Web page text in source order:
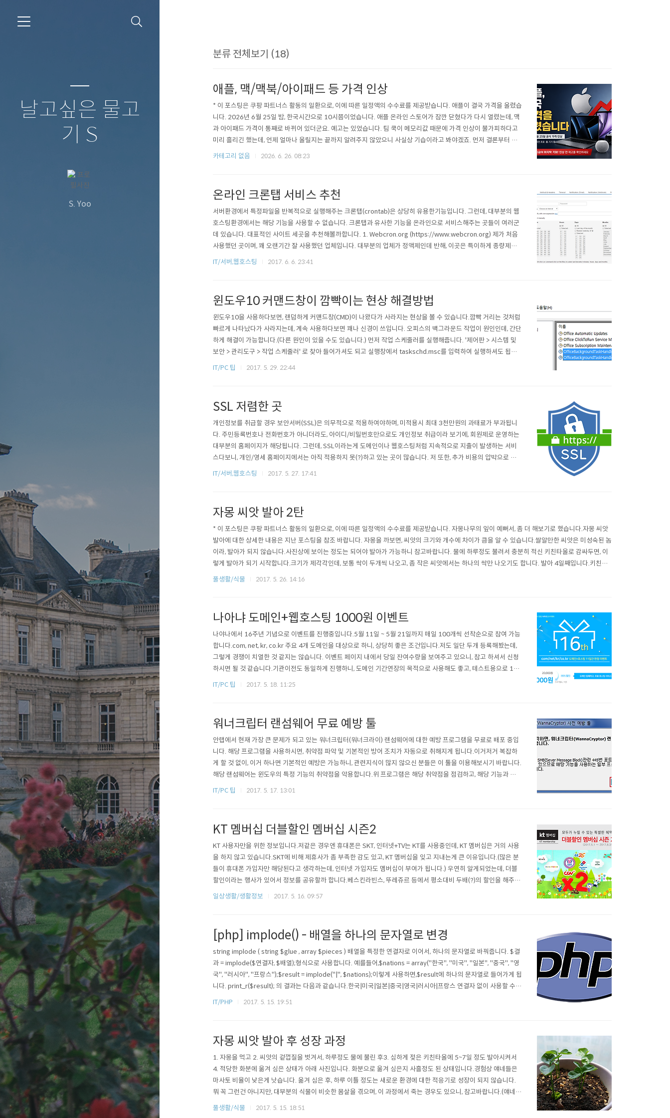
날고싶은 물고
기 S
S. Yoo
분류 전체보기 (18)
애플, 맥/맥북/아이패드 등 가격 인상
* 이 포스팅은 쿠팡 파트너스 활동의 일환으로, 이에 따른 일정액의 수수료를 제공받습니다. 애플이 결국 가격을 올렸습
니다. 2026년 6월 25일 밤, 한국시간으로 10시쯤이었습니다. 애플 온라인 스토어가 잠깐 닫혔다가 다시 열렸는데, 맥
과 아이패드 가격이 통째로 바뀌어 있더군요. 예고는 있었습니다. 팀 쿡이 메모리값 때문에 가격 인상이 불가피하다고
미리 흘리긴 했는데, 언제 얼마나 올릴지는 끝까지 알려주지 않았으니 사실상 기습이라고 봐야겠죠. 먼저 결론부터 말
씀드리면, 살 제품을 이미 정해두신 분이라면 이 글을 끝까지 읽기 전에 쿠팡이나 네이버부터 확인해보시는 게 좋습니
카테고리 없음 2026. 6. 26. 08:23
온라인 크론탭 서비스 추천
서버환경에서 특정파일을 반복적으로 실행해주는 크론탭(crontab)은 상당히 유용한기능입니다. 그런데, 대부분의 웹
호스팅환경에서는 해당 기능을 사용할 수 없습니다. 크론탭과 유사한 기능을 온라인으로 서비스해주는 곳들이 여러군
데 있습니다. 대표적인 사이트 세곳을 추천해볼까합니다. 1. Webcron.org (https://www.webcron.org) 제가 처음
사용했던 곳이며, 꽤 오랜기간 잘 사용했던 업체입니다. 대부분의 업체가 정액제인데 반해, 이곳은 특이하게 종량제로
서비스됩니다. 타임아웃시간에 따라 차등하여 부과되며, 충전해두고 소진해가는 방식입니다. 1분단위로 설정할 수 있
IT/서버,웹호스팅 2017. 6. 6. 23:41
윈도우10 커맨드창이 깜빡이는 현상 해결방법
윈도우10을 사용하다보면, 랜덤하게 커맨드창(CMD)이 나왔다가 사라지는 현상을 볼 수 있습니다.깜빡 거리는 것처럼
빠르게 나타났다가 사라지는데, 계속 사용하다보면 꽤나 신경이 쓰입니다. 오피스의 백그라운드 작업이 원인인데, 간단
하게 해결이 가능합니다.(다른 원인이 있을 수도 있습니다.) 먼저 작업 스케줄러를 실행해줍니다. '제어판 > 시스템 및
보안 > 관리도구 > 작업 스케줄러' 로 찾아 들어가셔도 되고 실행창에서 taskschd.msc를 입력하여 실행하셔도 됩니
다. 좌측 트리메뉴에서 'Microsoft > Office'로 들어가면, 위와 같은 작업예약을 볼 수 있습니다. 이중, OfficeBackgr
IT/PC 팁 2017. 5. 29. 22:44
SSL 저렴한 곳
개인정보를 취급할 경우 보안서버(SSL)은 의무적으로 적용하여야하며, 미적용시 최대 3천만원의 과태료가 부과됩니
다. 주민등록번호나 전화번호가 아니더라도, 아이디/비밀번호만으로도 개인정보 취급이라 보기에, 회원제로 운영하는
대부분의 홈페이지가 해당됩니다. 그런데, SSL이라는게 도메인이나 웹호스팅처럼 지속적으로 지출이 발생하는 서비
스다보니, 개인/영세 홈페이지에서는 아직 적용하지 못(?)하고 있는 곳이 많습니다. 저 또한, 추가 비용의 압박으로 미
뤄왔다가, 이제부터 리뉴얼하는 곳은 적용을 해야겠다 싶어서, 좀 알아보게 되었습니다. 보안서버(SSL)의 종류는 생각
IT/서버,웹호스팅 2017. 5. 27. 17:41
자몽 씨앗 발아 2탄
* 이 포스팅은 쿠팡 파트너스 활동의 일환으로, 이에 따른 일정액의 수수료를 제공받습니다. 자몽나무의 잎이 예뻐서, 좀 더 해보기로 했습니다.자몽 씨앗
발아에 대한 상세한 내용은 지난 포스팅을 참조 바랍니다. 자몽을 까보면, 씨앗의 크기와 개수에 차이가 큼을 알 수 있습니다.쌀알만한 씨앗은 미성숙된 놈
이라, 발아가 되지 않습니다.사진상에 보이는 정도는 되어야 발아가 가능하니 참고바랍니다. 물에 하루정도 불려서 충분히 적신 키친타올로 감싸두면, 이
렇게 발아가 되기 시작합니다.크기가 제각각인데, 보통 싹이 두개씩 나오고, 좀 작은 씨앗에서는 하나의 싹만 나오기도 합니다. 발아 4일째입니다.키친타
올이 마르지 않도록 주의하셔야합니다. (차라리 과하게 물을 머금고 있는 것이 낫습니다.) 발아 5일째 입니다.성..
풀생활/식물 2017. 5. 26. 14:16
나아냐 도메인+웹호스팅 1000원 이벤트
나야나에서 16주년 기념으로 이벤트를 진행중입니다.5월 11일 ~ 5월 21일까지 매일 100개씩 선착순으로 참여 가능
합니다.com, net, kr, co.kr 주요 4개 도메인을 대상으로 하니, 상당히 좋은 조건입니다.저도 일단 두개 등록해봤는데,
그렇게 경쟁이 치열한 것 같지는 않습니다. 이벤트 페이지 내에서 당일 잔여수량을 보여주고 있으니, 참고 하셔서 신청
하시면 될 것 같습니다.기관이전도 동일하게 진행하니, 도메인 기간연장의 목적으로 사용해도 좋고, 테스트용으로 1년
사용해보시는 것도 나쁘지 않습니다.(단돈 천원으로 티스토리에 개인 도메인을 연결해 볼 수 있는 절호의 찬스!)1인당
IT/PC 팁 2017. 5. 18. 11:25
워너크립터 랜섬웨어 무료 예방 툴
안랩에서 현재 가장 큰 문제가 되고 있는 워너크립터(워너크라이) 랜섬웨어에 대한 예방 프로그램을 무료로 배포 중입
니다. 해당 프로그램을 사용하시면, 취약점 파악 및 기본적인 방어 조치가 자동으로 취해지게 됩니다.이거저거 복잡하
게 할 것 없이, 이거 하나면 기본적인 예방은 가능하니, 관련지식이 많지 않으신 분들은 이 툴을 이용해보시기 바랍니다.
해당 랜섬웨어는 윈도우의 특정 기능의 취약점을 악용합니다.위 프로그램은 해당 취약점을 점검하고, 해당 기능과 포트
를 차단해줍니다. 이로인해 일부 프로그램 사용에 문제가 있을 수 있습니다.(저도 내부 네트워크 드라이브 활용에 문제
IT/PC 팁 2017. 5. 17. 13:01
KT 멤버십 더블할인 멤버십 시즌2
KT 사용자만을 위한 정보입니다.저같은 경우엔 휴대폰은 SKT, 인터넷+TV는 KT를 사용중인데, KT 멤버십은 거의 사용
을 하지 않고 있습니다.SKT에 비해 제휴사가 좀 부족한 감도 있고, KT 멤버십을 잊고 지내는게 큰 이유입니다.(많은 분
들이 휴대폰 가입자만 해당된다고 생각하는데, 인터넷 가입자도 멤버십이 부여가 됩니다.) 우연히 알게되었는데, 더블
할인이라는 행사가 있어서 정보를 공유할까 합니다.베스킨라빈스, 뚜레쥬르 등에서 평소대비 두배(?)의 할인을 해주는
것 같습니다.아래 그림을 참고하셔서, 혜택받으시길 바랍니다. GS25는 이달이 아니라, 다음달이니 이용에 유의하세요.
일상생활/생활정보 2017. 5. 16. 09:57
[php] implode() - 배열을 하나의 문자열로 변경
string implode ( string $glue , array $pieces ) 배열을 특정한 연결자로 이어서, 하나의 문자열로 바꿔줍니다. $결
과 = implode($연결자, $배열);형식으로 사용합니다. 예를들어,$nations = array("한국", "미국", "일본", "중국", "영
국", "러시아", "프랑스");$result = implode("|", $nations);이렇게 사용하면,$result에 하나의 문자열로 들어가게 됩
니다. print_r($result); 의 결과는 다음과 같습니다.한국|미국|일본|중국|영국|러시아|프랑스 연결자 없이 사용할 수도
있습니다.$result = implode($nations);이렇게 사용할 경우, 쭉 이어서 하나의 문자열을 구성하게 됩니다. pri..
IT/PHP 2017. 5. 15. 19:51
자몽 씨앗 발아 후 성장 과정
1. 자몽을 먹고 2. 씨앗의 겉껍질을 벗겨서, 하루정도 물에 불린 후3. 심하게 젖은 키친타올에 5~7일 정도 발아시켜서
4. 적당한 화분에 옮겨 심은 상태가 아래 사진입니다. 화분으로 옮겨 심은지 사흘정도 된 상태입니다.경험상 얘네들은
마사토 비율이 낮은게 낫습니다. 옮겨 심은 후, 하루 이틀 정도는 새로운 환경에 대한 적응기로 성장이 되지 않습니다.
뭐 꼭 그런건 아니지만, 대부분의 식물이 비슷한 몸살을 겪으며, 이 과정에서 죽는 경우도 있으니, 참고바랍니다.(얘네는
워낙 튼튼한 놈들이라 죽진 않더군요) 흙으로 옮긴지 일주일 정도 지난 모습입니다. 본격적으로 자라기 시작했는데, 다
풀생활/식물 2017. 5. 15. 18:51